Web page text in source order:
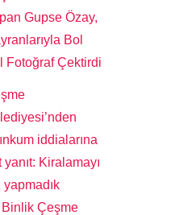
Gupse Özay,
Bol
Fotoğraf Çektirdi
iddialarına
yanıt: Kiralamayı
yapmadık
Çeşme